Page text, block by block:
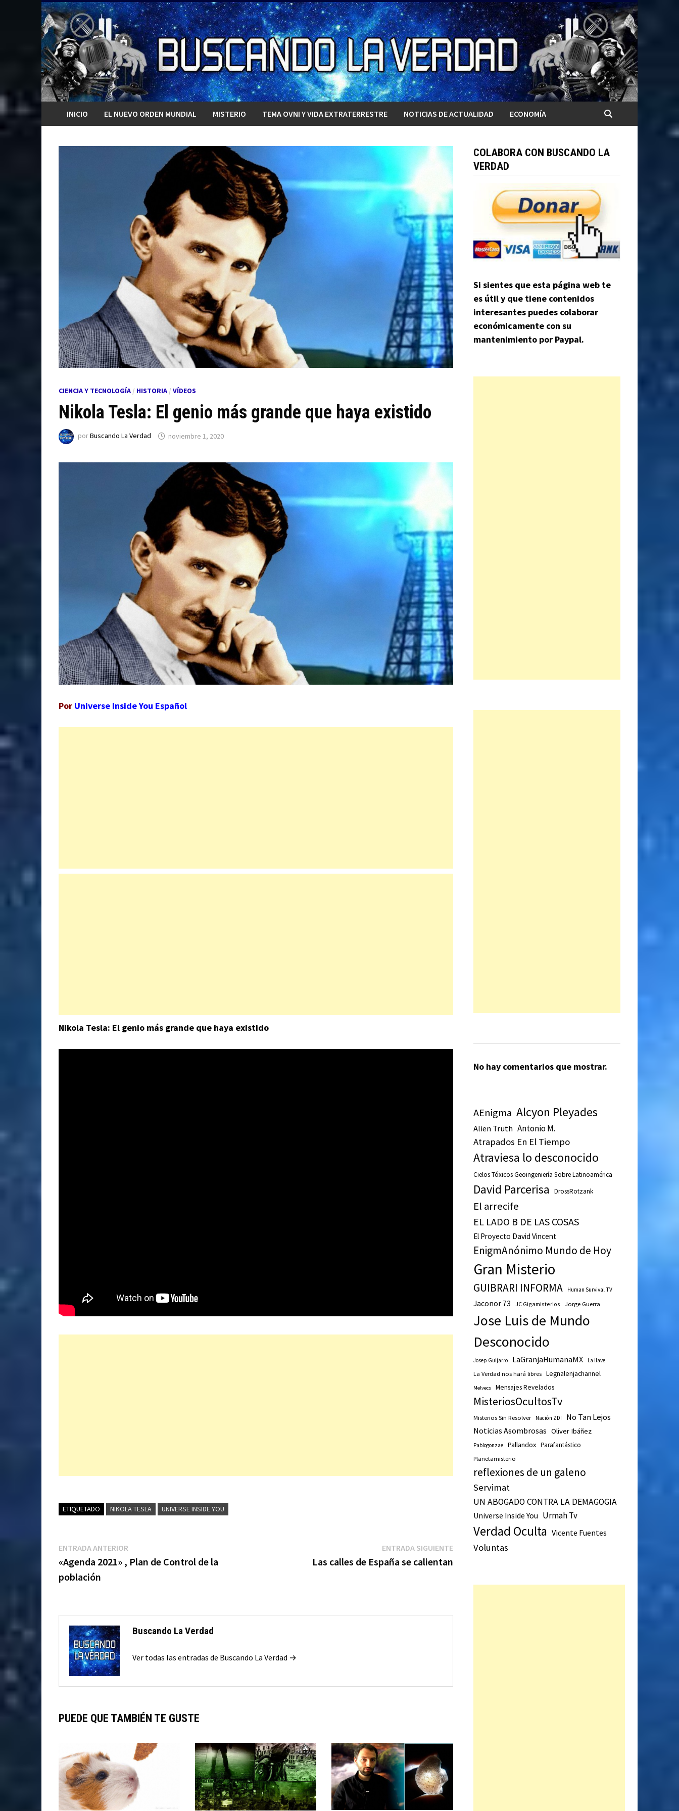
Saltar
al
contenido
INICIO EL NUEVO ORDEN MUNDIAL MISTERIO TEMA OVNI Y VIDA EXTRATERRESTRE NOTICIAS DE ACTUALIDAD ECONOMÍA
CIENCIA Y TECNOLOGÍA/ HISTORIA/ VÍDEOS
Nikola Tesla: El genio más grande que haya existido
porBuscando La Verdad noviembre 1, 2020
Por Universe Inside You Español
Nikola Tesla: El genio más grande que haya existido
ETIQUETADO NIKOLA TESLA UNIVERSE INSIDE YOU
Navegación
de
entradas
ENTRADA ANTERIOREntrada
anterior:
«Agenda 2021» , Plan de Control de la
población
ENTRADA SIGUIENTEEntrada
siguiente:
Las calles de España se calientan
Buscando La Verdad
Ver todas las entradas de Buscando La Verdad →
PUEDE QUE TAMBIÉN TE GUSTE
COLABORA CON BUSCANDO LA
VERDAD
Si sientes que esta página web te
es útil y que tiene contenidos
interesantes puedes colaborar
económicamente con su
mantenimiento por Paypal.
No hay comentarios que mostrar.
AEnigma Alcyon Pleyades
Alien Truth Antonio M.
Atrapados En El Tiempo
Atraviesa lo desconocido
Cielos Tóxicos Geoingeniería Sobre Latinoamérica
David Parcerisa DrossRotzank
El arrecife
EL LADO B DE LAS COSAS
El Proyecto David Vincent
EnigmAnónimo Mundo de Hoy
Gran Misterio
GUIBRARI INFORMA Human Survival TV
Jaconor 73 JC Gigamisterios Jorge Guerra
Jose Luis de Mundo
Desconocido
Josep Guijarro LaGranjaHumanaMX La llave
La Verdad nos hará libres Legnalenjachannel
Melvecs Mensajes Revelados
MisteriosOcultosTv
Misterios Sin Resolver Nación ZDI No Tan Lejos
Noticias Asombrosas Oliver Ibáñez
Pablogonzae Pallandox Parafantástico
Planetamisterio
reflexiones de un galeno
Servimat
UN ABOGADO CONTRA LA DEMAGOGIA
Universe Inside You Urmah Tv
Verdad Oculta Vicente Fuentes
Voluntas